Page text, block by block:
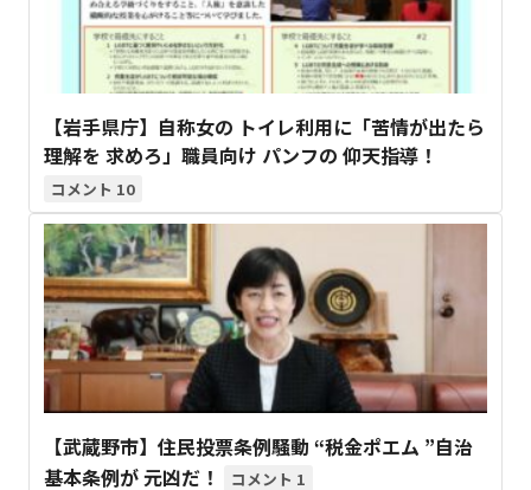
【岩手県庁】自称女の トイレ利用に「苦情が出たら
理解を 求めろ」職員向け パンフの 仰天指導！
10
【武蔵野市】住民投票条例騒動 “税金ポエム ”自治
基本条例が 元凶だ！
1